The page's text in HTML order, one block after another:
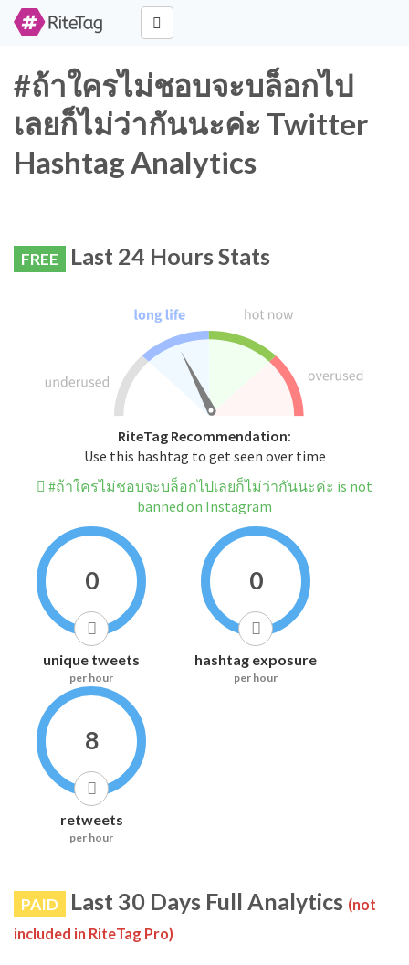
#ถ้าใครไม่ชอบจะบล็อกไป
เลยก็ไม่ว่ากันนะค่ะ Twitter
Hashtag Analytics
FREE Last 24 Hours Stats
RiteTag Recommendation:
Use this hashtag to get seen over time
#ถ้าใครไม่ชอบจะบล็อกไปเลยก็ไม่ว่ากันนะค่ะ is not
banned on Instagram
0
unique tweets
per hour
0
hashtag exposure
per hour
8
retweets
per hour
PAID Last 30 Days Full Analytics (not
included in RiteTag Pro)